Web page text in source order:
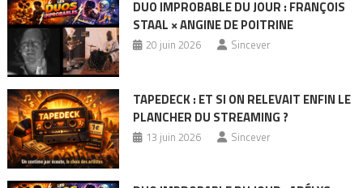
DUO IMPROBABLE DU JOUR : FRANÇOIS
STAAL × ANGINE DE POITRINE
20 juin 2026 Sincever
TAPEDECK : ET SI ON RELEVAIT ENFIN LE
PLANCHER DU STREAMING ?
13 juin 2026 Sincever